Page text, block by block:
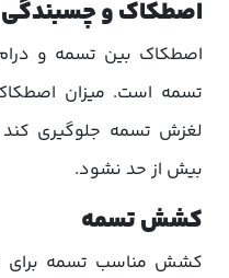
اصطکاک و چسبندگی
اصطکاک بین تسمه و
تسمه است. میزان اصطکاک
لغزش تسمه جلوگیری
بیش از حد نشود.
کشش تسمه
کشش مناسب تسمه برای